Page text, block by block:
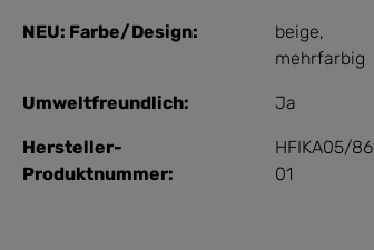
NEU: Farbe/Design: beige,
mehrfarbig
Umweltfreundlich: Ja
Hersteller-
Produktnummer:
HFIKA05/
01